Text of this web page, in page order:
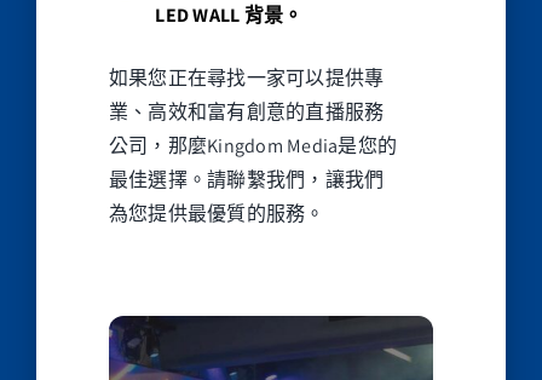
LED WALL 背景。
如果您正在尋找一家可以提供專
業、高效和富有創意的直播服務
公司，那麼Kingdom Media是您的
最佳選擇。請聯繫我們，讓我們
為您提供最優質的服務。